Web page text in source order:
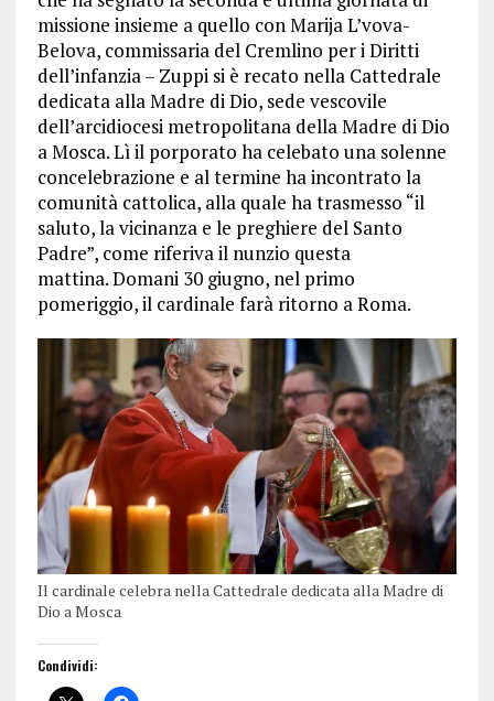
missione insieme a quello con Marija L’vova-
Belova, commissaria del Cremlino per i Diritti
dell’infanzia – Zuppi si è recato nella Cattedrale
dedicata alla Madre di Dio, sede vescovile
dell’arcidiocesi metropolitana della Madre di Dio
a Mosca. Lì il porporato ha celebato una solenne
concelebrazione e al termine ha incontrato la
comunità cattolica, alla quale ha trasmesso “il
saluto, la vicinanza e le preghiere del Santo
Padre”, come riferiva il nunzio questa
mattina. Domani 30 giugno, nel primo
pomeriggio, il cardinale farà ritorno a Roma.
Il cardinale celebra nella Cattedrale dedicata alla Madre di
Dio a Mosca
Condividi: